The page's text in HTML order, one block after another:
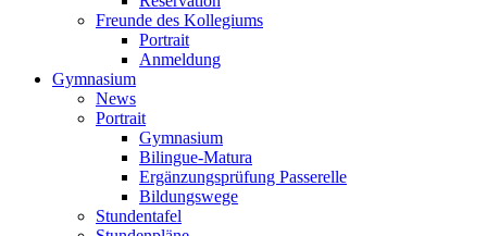
Freunde des Kollegiums
Portrait
Anmeldung
Gymnasium
News
Portrait
Gymnasium
Bilingue-Matura
Ergänzungsprüfung Passerelle
Bildungswege
Stundentafel